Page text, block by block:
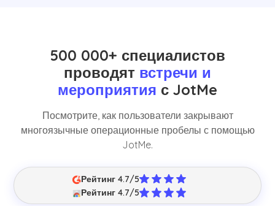
500 000+ специалистов
проводят встречи и
мероприятия с JotMe
Посмотрите, как пользователи закрывают
многоязычные операционные пробелы с помощью
JotMe.
Рейтинг 4.7/5
Рейтинг 4.7/5